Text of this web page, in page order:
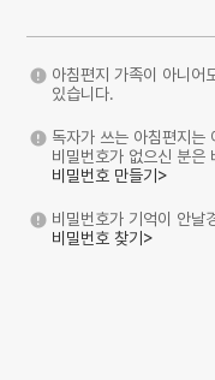
아침편지 가족이 아니어
있습니다.
독자가 쓰는 아침편지는
비밀번호가 없으신 분은
비밀번호 만들기>
비밀번호가 기억이 안날
비밀번호 찾기>